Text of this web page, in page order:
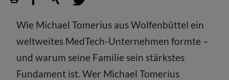
Wie Michael Tomerius aus Wolfenbüttel ein
weltweites MedTech-Unternehmen formte –
und warum seine Familie sein stärkstes
Fundament ist. Wer Michael Tomerius